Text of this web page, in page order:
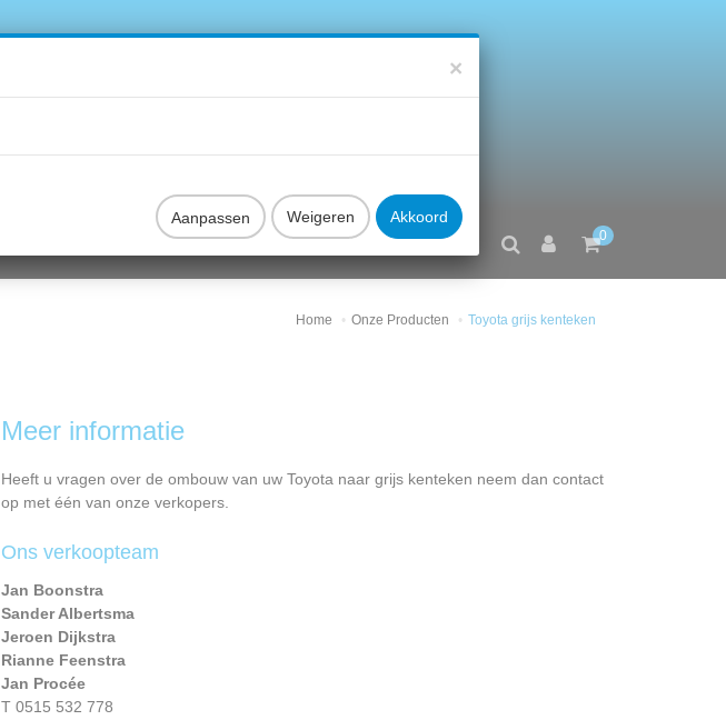
0
Home Onze Producten Toyota grijs kenteken
Meer informatie
Heeft u vragen over de ombouw van uw Toyota naar grijs kenteken neem dan contact
op met één van onze verkopers.
Ons verkoopteam
Jan Boonstra
Sander Albertsma
Jeroen Dijkstra
Rianne Feenstra
Jan Procée
T 0515 532 778
×
Aanpassen